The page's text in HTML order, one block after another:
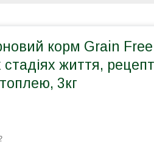
корм Grain
стадіях життя,
3кг